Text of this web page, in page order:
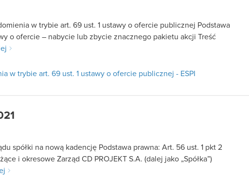
w trybie art. 69 ust. 1 ustawy o ofercie publicznej Podstawa
o ofercie – nabycie lub zbycie znacznego pakietu akcji Treść
w trybie art. 69 ust. 1 ustawy o ofercie publicznej - ESPI
spółki na nową kadencję Podstawa prawna: Art. 56 ust. 1 pkt 2
i okresowe Zarząd CD PROJEKT S.A. (dalej jako „Spółka”)